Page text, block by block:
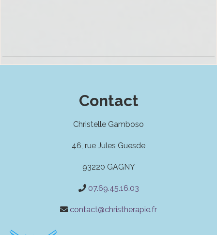
Contact
Christelle Gamboso
46, rue Jules Guesde
93220 GAGNY
07.69.45.16.03
contact@christherapie.fr